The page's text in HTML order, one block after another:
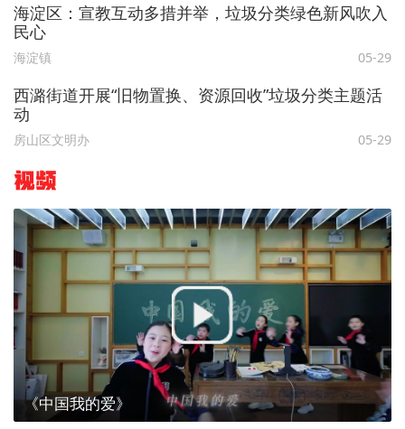
海淀区：宣教互动多措并举，垃圾分类绿色新风吹入
民心
海淀镇 05-29
西潞街道开展“旧物置换、资源回收”垃圾分类主题活
动
房山区文明办 05-29
视频
《中国我的爱》